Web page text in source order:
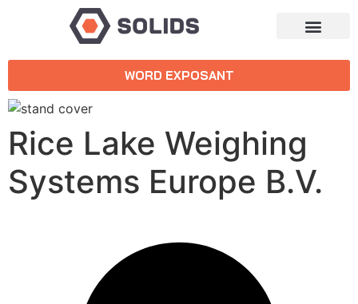
WORD EXPOSANT
Rice Lake Weighing
Systems Europe B.V.